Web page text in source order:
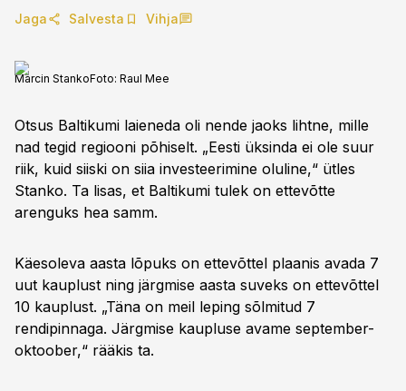
Jaga Salvesta Vihja
Marcin StankoFoto: Raul Mee
Otsus Baltikumi laieneda oli nende jaoks lihtne, mille
nad tegid regiooni põhiselt. „Eesti üksinda ei ole suur
riik, kuid siiski on siia investeerimine oluline,“ ütles
Stanko. Ta lisas, et Baltikumi tulek on ettevõtte
arenguks hea samm.
Käesoleva aasta lõpuks on ettevõttel plaanis avada 7
uut kauplust ning järgmise aasta suveks on ettevõttel
10 kauplust. „Täna on meil leping sõlmitud 7
rendipinnaga. Järgmise kaupluse avame september-
oktoober,“ rääkis ta.